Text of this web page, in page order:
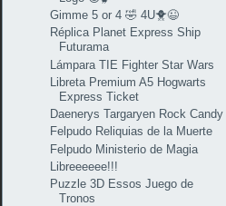
Gimme 5 or 4 🤣 4U🐥😉
Réplica Planet Express Ship
Futurama
Lámpara TIE Fighter Star Wars
Libreta Premium A5 Hogwarts
Express Ticket
Daenerys Targaryen Rock Candy
Felpudo Reliquias de la Muerte
Felpudo Ministerio de Magia
Libreeeeee!!!
Puzzle 3D Essos Juego de
Tronos